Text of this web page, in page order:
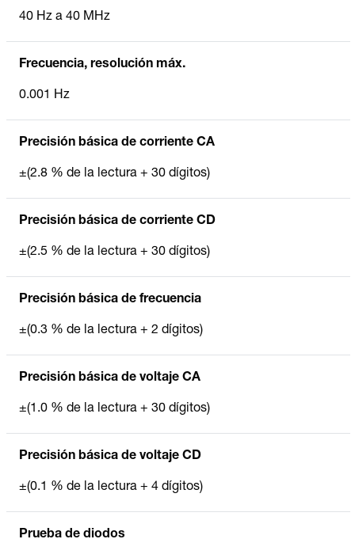
40 Hz a 40 MHz
Frecuencia, resolución máx.
0.001 Hz
Precisión básica de corriente CA
±(2.8 % de la lectura + 30 dígitos)
Precisión básica de corriente CD
±(2.5 % de la lectura + 30 dígitos)
Precisión básica de frecuencia
±(0.3 % de la lectura + 2 dígitos)
Precisión básica de voltaje CA
±(1.0 % de la lectura + 30 dígitos)
Precisión básica de voltaje CD
±(0.1 % de la lectura + 4 dígitos)
Prueba de diodos